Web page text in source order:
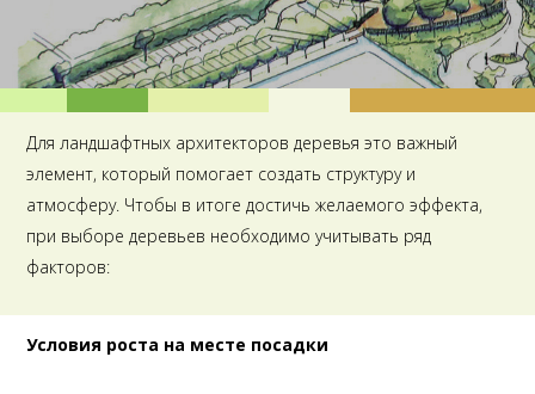
KNOW-HOW TO GROW
ПРОЕКТЫ
ДИЗАЙН И БЛАГОУСТРОЙСТВО
КОНТАКТ
Для ландшафтных архитекторов деревья это важный
элемент, который помогает создать структуру и
атмосферу. Чтобы в итоге достичь желаемого эффекта,
при выборе деревьев необходимо учитывать ряд
факторов:
Условия роста на месте посадки